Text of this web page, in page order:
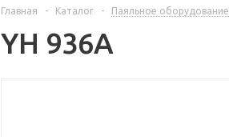
Главная - Каталог - Паяльное оборудование
YH 936A